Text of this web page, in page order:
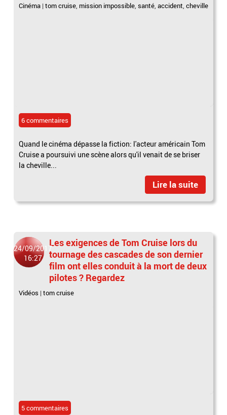
Cinéma |tom cruise mission impossible ,santé ,accident ,cheville
6 commentaires
Quand le cinéma dépasse la fiction: l'acteur américain Tom
Cruise a poursuivi une scène alors qu'il venait de se briser
la cheville...
Lire la suite
24/09/2017
16:27
Les exigences de Tom Cruise lors du
tournage des cascades de son dernier
film ont elles conduit à la mort de deux
pilotes ? Regardez
Vidéos |tom cruise
5 commentaires